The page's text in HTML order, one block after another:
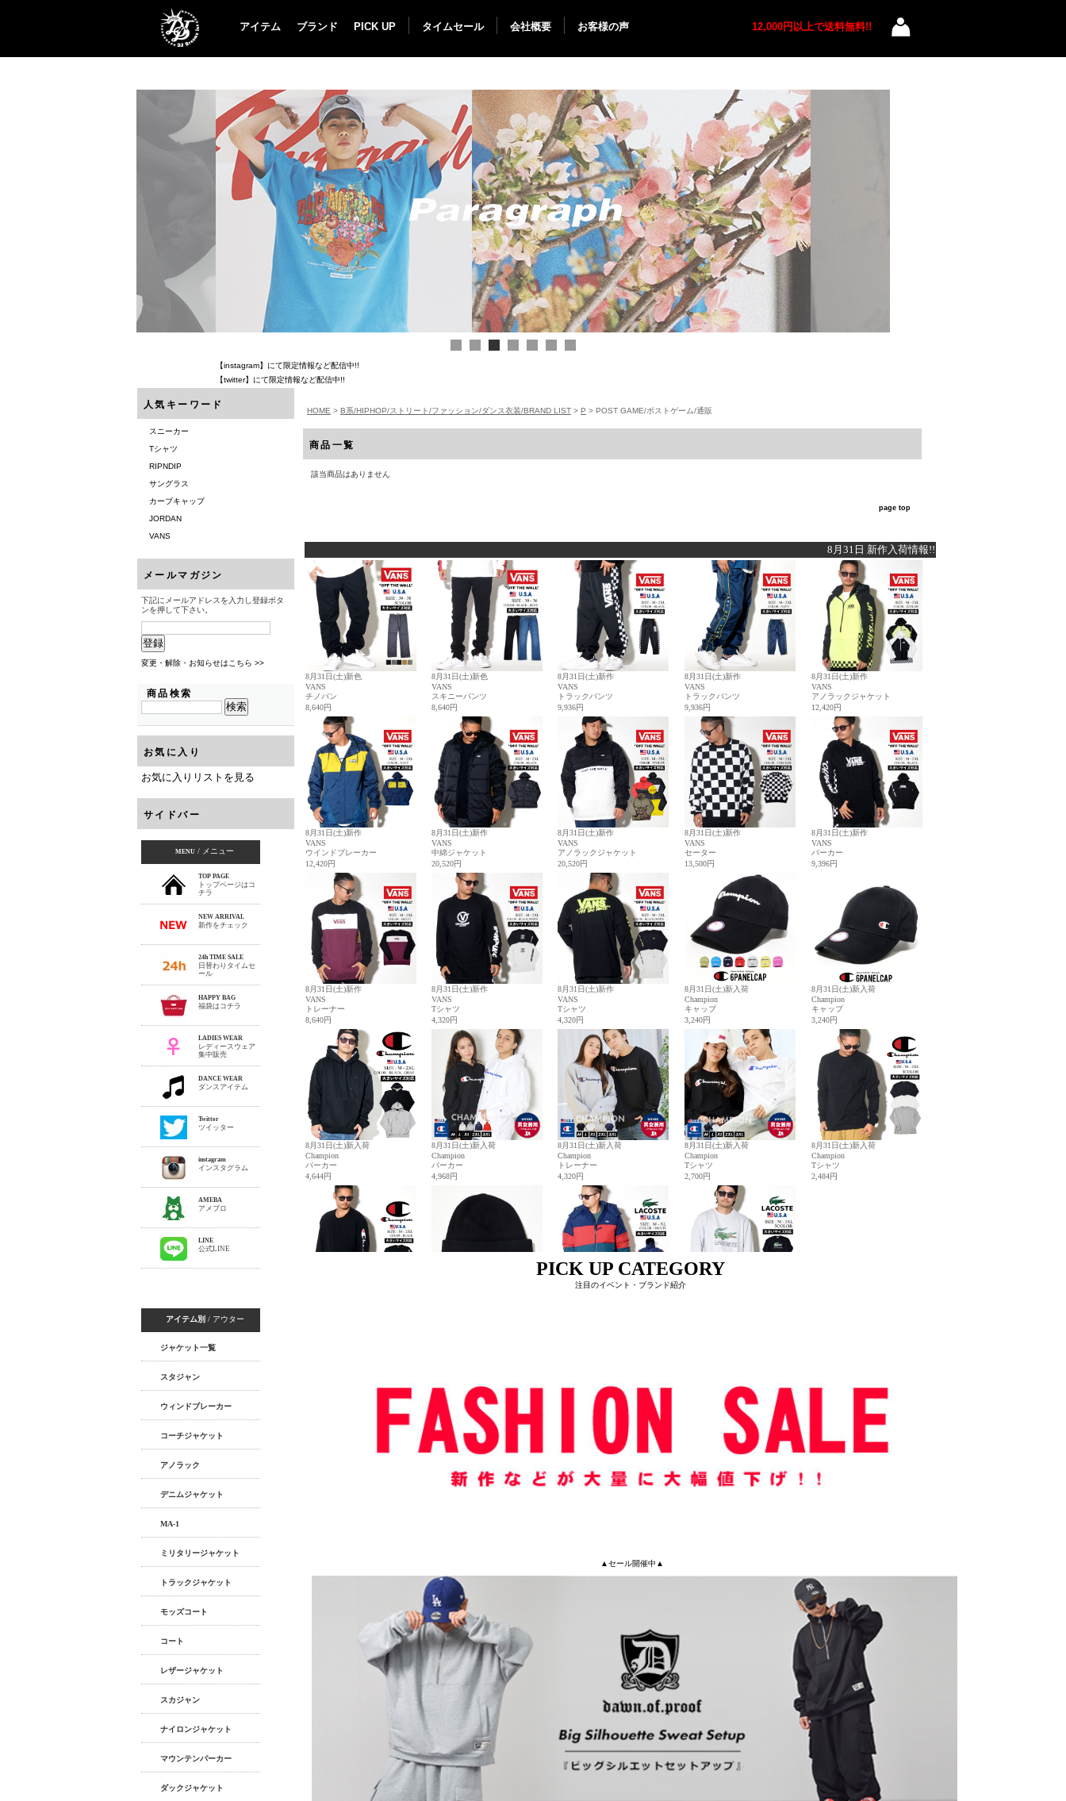
アイテム ブランド PICK UP タイムセール 会社概要 お客様の声 12,000円以上で送料無料!!
【instagram】にて限定情報など配信中!!
【twitter】にて限定情報など配信中!!
人気キーワード
スニーカー
Tシャツ
RIPNDIP
サングラス
カーブキャップ
JORDAN
VANS
メールマガジン
下記にメールアドレスを入力し登録ボタ
ンを押して下さい。
変更・解除・お知らせはこちら >>
商品検索
お気に入り
お気に入りリストを見る
サイドバー
MENU / メニュー
TOP PAGE
トップページはコ
チラ
NEW ARRIVAL
新作をチェック
24h TIME SALE
日替わりタイムセ
ール
HAPPY BAG
福袋はコチラ
LADIES WEAR
レディースウェア
集中販売
DANCE WEAR
ダンスアイテム
Twitter
ツイッター
instagram
インスタグラム
AMEBA
アメブロ
LINE
公式LINE
アイテム別 / アウター
ジャケット一覧
スタジャン
ウィンドブレーカー
コーチジャケット
アノラック
デニムジャケット
MA-1
ミリタリージャケット
トラックジャケット
モッズコート
コート
レザージャケット
スカジャン
ナイロンジャケット
マウンテンパーカー
ダックジャケット
HOME > B系/HIPHOP/ストリート/ファッション/ダンス衣装/BRAND LIST > P > POST GAME/ポストゲーム/通販
商品一覧
該当商品はありません
page top